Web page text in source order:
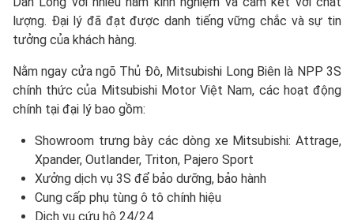
lượng. Đại lý đã đạt được danh tiếng vững chắc và sự tin
tưởng của khách hàng.
Nằm ngay cửa ngõ Thủ Đô, Mitsubishi Long Biên là NPP 3S
chính thức của Mitsubishi Motor Việt Nam, các hoạt động
chính tại đại lý bao gồm:
Showroom trưng bày các dòng xe Mitsubishi: Attrage,
Xpander, Outlander, Triton, Pajero Sport
Xưởng dịch vụ 3S để bảo dưỡng, bảo hành
Cung cấp phụ tùng ô tô chính hiệu
Dịch vụ cứu hộ 24/24